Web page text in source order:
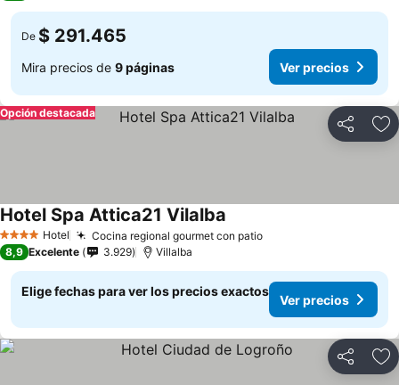
De $ 291.465
Mira precios de 9 páginas Ver precios
Compartir
Opción destacada
4 EstrellasHotel Cocina regional gourmet con patioVer precios
Hotel Spa Attica21 Vilalba
8,9 Excelente 3.929 Villalba
Elige fechas para ver los precios exactos
Ver precios
Compartir